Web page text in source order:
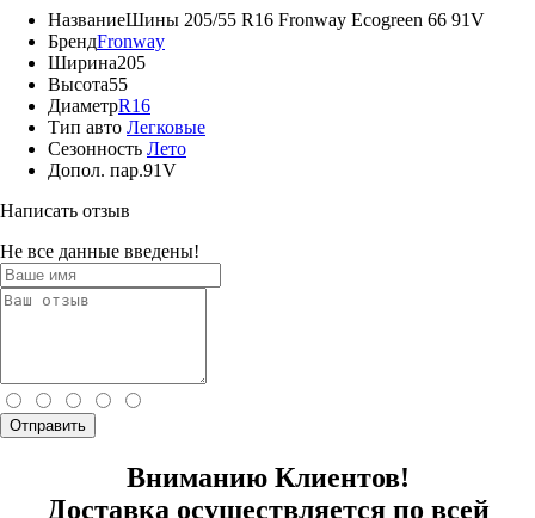
НазваниеШины 205/55 R16 Fronway Ecogreen 66 91V
БрендFronway
Ширина205
Высота55
ДиаметрR16
Тип авто Легковые
Сезонность Лето
Допол. пар.91V
Написать отзыв
Не все данные введены!
Отправить
Вниманию Клиентов!
Доставка осуществляется по всей